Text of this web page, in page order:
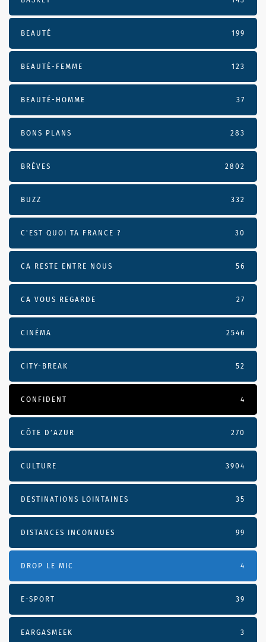
BEAUTÉ 199
BEAUTÉ-FEMME 123
BEAUTÉ-HOMME 37
BONS PLANS 283
BRÈVES 2802
BUZZ 332
C'EST QUOI TA FRANCE ? 30
CA RESTE ENTRE NOUS 56
CA VOUS REGARDE 27
CINÉMA 2546
CITY-BREAK 52
CONFIDENT 4
CÔTE D’AZUR 270
CULTURE 3904
DESTINATIONS LOINTAINES 35
DISTANCES INCONNUES 99
DROP LE MIC 4
E-SPORT 39
EARGASMEEK 3